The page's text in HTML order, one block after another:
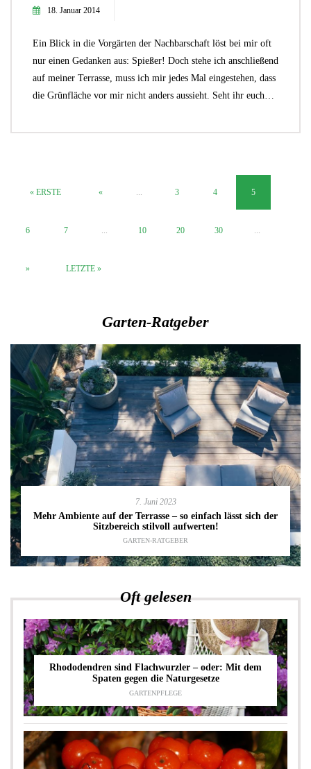
18. Januar 2014
Ein Blick in die Vorgärten der Nachbarschaft löst bei mir oft
nur einen Gedanken aus: Spießer! Doch stehe ich anschließend
auf meiner Terrasse, muss ich mir jedes Mal eingestehen, dass
die Grünfläche vor mir nicht anders aussieht. Seht ihr euch…
« ERSTE « 3 4 5
6 7 10 20 30
» LETZTE »
Garten-Ratgeber
7. Juni 2023
Mehr Ambiente auf der Terrasse – so einfach lässt sich der
Sitzbereich stilvoll aufwerten!
GARTEN-RATGEBER
Oft gelesen
Rhododendren sind Flachwurzler – oder: Mit dem
Spaten gegen die Naturgesetze
GARTENPFLEGE